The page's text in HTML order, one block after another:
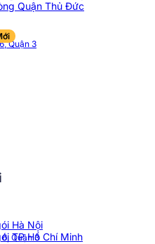
Quận Thủ Đức
Hà Nội
TP.Hồ Chí Minh
Quận 3
Quận 3